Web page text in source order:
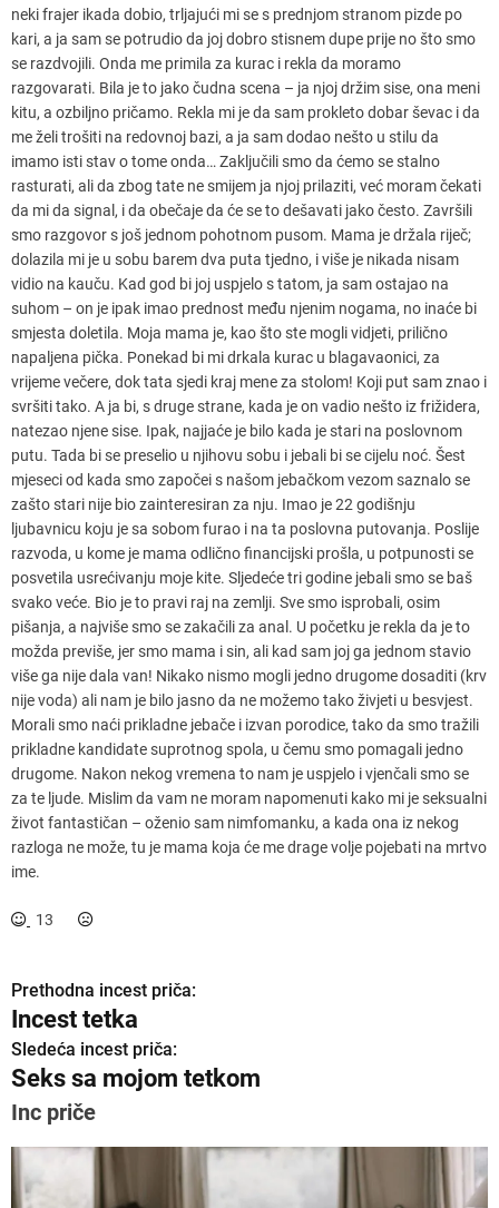
neki frajer ikada dobio, trljajući mi se s prednjom stranom pizde po
kari, a ja sam se potrudio da joj dobro stisnem dupe prije no što smo
se razdvojili. Onda me primila za kurac i rekla da moramo
razgovarati. Bila je to jako čudna scena – ja njoj držim sise, ona meni
kitu, a ozbiljno pričamo. Rekla mi je da sam prokleto dobar ševac i da
me želi trošiti na redovnoj bazi, a ja sam dodao nešto u stilu da
imamo isti stav o tome onda… Zaključili smo da ćemo se stalno
rasturati, ali da zbog tate ne smijem ja njoj prilaziti, već moram čekati
da mi da signal, i da obečaje da će se to dešavati jako često. Završili
smo razgovor s još jednom pohotnom pusom. Mama je držala riječ;
dolazila mi je u sobu barem dva puta tjedno, i više je nikada nisam
vidio na kauču. Kad god bi joj uspjelo s tatom, ja sam ostajao na
suhom – on je ipak imao prednost među njenim nogama, no inaće bi
smjesta doletila. Moja mama je, kao što ste mogli vidjeti, prilično
napaljena pička. Ponekad bi mi drkala kurac u blagavaonici, za
vrijeme večere, dok tata sjedi kraj mene za stolom! Koji put sam znao i
svršiti tako. A ja bi, s druge strane, kada je on vadio nešto iz frižidera,
natezao njene sise. Ipak, najjaće je bilo kada je stari na poslovnom
putu. Tada bi se preselio u njihovu sobu i jebali bi se cijelu noć. Šest
mjeseci od kada smo započei s našom jebačkom vezom saznalo se
zašto stari nije bio zainteresiran za nju. Imao je 22 godišnju
ljubavnicu koju je sa sobom furao i na ta poslovna putovanja. Poslije
razvoda, u kome je mama odlično financijski prošla, u potpunosti se
posvetila usrećivanju moje kite. Sljedeće tri godine jebali smo se baš
svako veće. Bio je to pravi raj na zemlji. Sve smo isprobali, osim
pišanja, a najviše smo se zakačili za anal. U početku je rekla da je to
možda previše, jer smo mama i sin, ali kad sam joj ga jednom stavio
više ga nije dala van! Nikako nismo mogli jedno drugome dosaditi (krv
nije voda) ali nam je bilo jasno da ne možemo tako živjeti u besvjest.
Morali smo naći prikladne jebače i izvan porodice, tako da smo tražili
prikladne kandidate suprotnog spola, u čemu smo pomagali jedno
drugome. Nakon nekog vremena to nam je uspjelo i vjenčali smo se
za te ljude. Mislim da vam ne moram napomenuti kako mi je seksualni
život fantastičan – oženio sam nimfomanku, a kada ona iz nekog
razloga ne može, tu je mama koja će me drage volje pojebati na mrtvo
ime.
13
K
r
e
t
a
Prethodna incest priča:
Incest tetka
Sledeća incest priča:
Seks sa mojom tetkom
Inc priče